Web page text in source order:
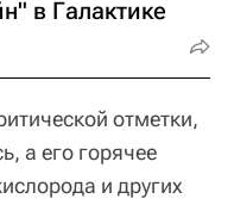
в Галактике
отметки,
а его горячее
и других